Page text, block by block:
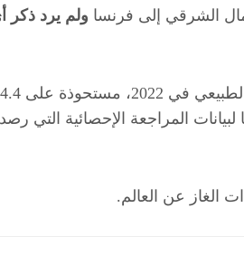
ولم يرد ذكر
المراجعة الإحصائية التي
الغاز عن العالم.